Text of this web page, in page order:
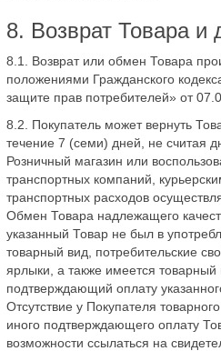
8. Возврат Товара и
8.1. Возврат или обмен Товара
положениями Гражданского
защите прав потребителей» от
8.2. Покупатель может вернуть
течение 7 (семи) дней, не считая
Розничный магазин или
транспортных компаний,
транспортных расходов
Обмен Товара надлежащего
указанный Товар не был в
товарный вид, потребительские
ярлыки, а также имеется
подтверждающий оплату
Отсутствие у Покупателя
иного подтверждающего оплату
возможности ссылаться на